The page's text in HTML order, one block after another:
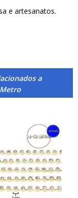
e artesanatos.
a